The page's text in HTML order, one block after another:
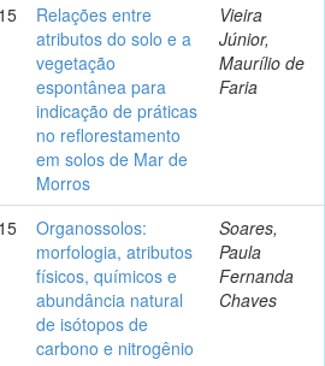
Relações entre
atributos do solo e a
vegetação
espontânea para
indicação de práticas
no reflorestamento
em solos de Mar de
Morros
Vieira
Júnior,
Maurílio de
Faria
Organossolos:
morfologia, atributos
físicos, químicos e
abundância natural
de isótopos de
carbono e nitrogênio
Soares,
Paula
Fernanda
Chaves